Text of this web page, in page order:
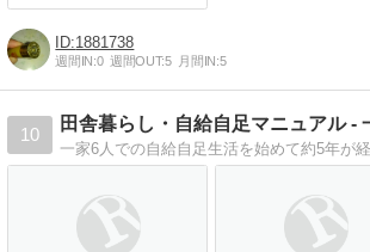
1881738
週間IN:0 週間OUT:5 月間IN:5
10